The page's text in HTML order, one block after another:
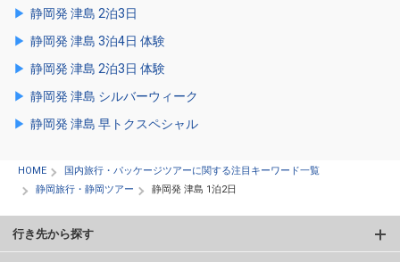
静岡発 津島 2泊3日
静岡発 津島 3泊4日 体験
静岡発 津島 2泊3日 体験
静岡発 津島 シルバーウィーク
静岡発 津島 早トクスペシャル
HOME
国内旅行・パッケージツアーに関する注目キーワード一覧
静岡旅行・静岡ツアー
静岡発 津島 1泊2日
行き先から探す